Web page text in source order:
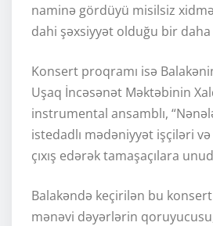
naminə gördüyü misilsiz
dahi şəxsiyyət olduğu bir daha
Konsert proqramı isə
Uşaq İncəsənət Məktəbinin
instrumental ansamblı,
istedadlı mədəniyyət işçiləri
çıxış edərək tamaşaçılara
Balakəndə keçirilən bu
mənəvi dəyərlərin